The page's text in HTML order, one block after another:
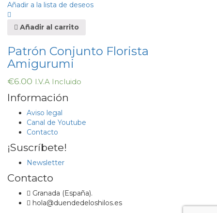
Añadir a la lista de deseos
Añadir al carrito
Patrón Conjunto Florista
Amigurumi
€6.00 I.V.A Incluido
Información
Aviso legal
Canal de Youtube
Contacto
¡Suscríbete!
Newsletter
Contacto
Granada (España).
hola@duendedeloshilos.es